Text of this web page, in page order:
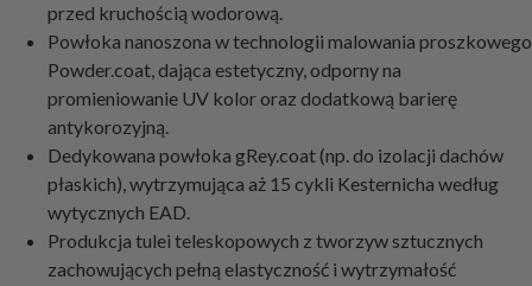
przed kruchością wodorową.
Powłoka nanoszona w technologii malowania proszkowego
Powder.coat, dająca estetyczny, odporny na
promieniowanie UV kolor oraz dodatkową barierę
antykorozyjną.
Dedykowana powłoka gRey.coat (np. do izolacji dachów
płaskich), wytrzymująca aż 15 cykli Kesternicha według
wytycznych EAD.
Produkcja tulei teleskopowych z tworzyw sztucznych
zachowujących pełną elastyczność i wytrzymałość